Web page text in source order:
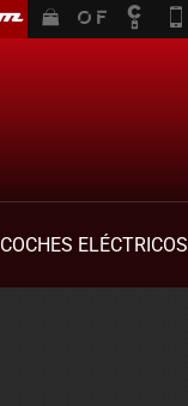
COCHES ELÉCTRICOS